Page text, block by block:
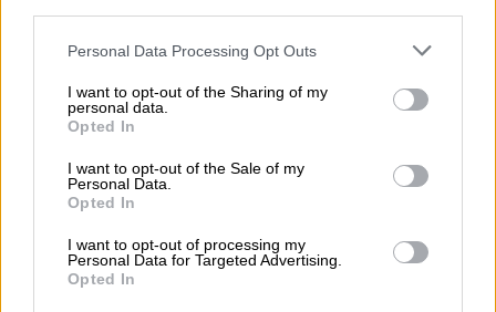
Please note that this website/app uses one or more Google
not limited to your visit or usage behaviour. You may click to
grant or deny consent to Google and its third-party tags to
use your data for below specified purposes in below Google
consent section.
Personal Data Processing Opt Outs
I want to opt-out of the Sharing of my
personal data.
Opted In
I want to opt-out of the Sale of my
Personal Data.
Opted In
I want to opt-out of processing my
Personal Data for Targeted Advertising.
Opted In
ανακοινώσεις ο κάθε ενδιαφερόμενος θα
εισέρχεται στην ειδική πλατφόρμα με τους
κωδικούς Taxisnet και αμέσως θα γνωρίζει
δικαιούχοςθα λαμβάνει έναν ηλεκτρονικό
κωδικό, ο οποίος θα ισοδυναμεί με επιταγή
200 ευρώ
. Εάν ο ενδιαφερόμενος ανήκει
στουςδικαιούχουςθα έχει δύο επιλογές,
είτε να το αποστείλει απευθείας